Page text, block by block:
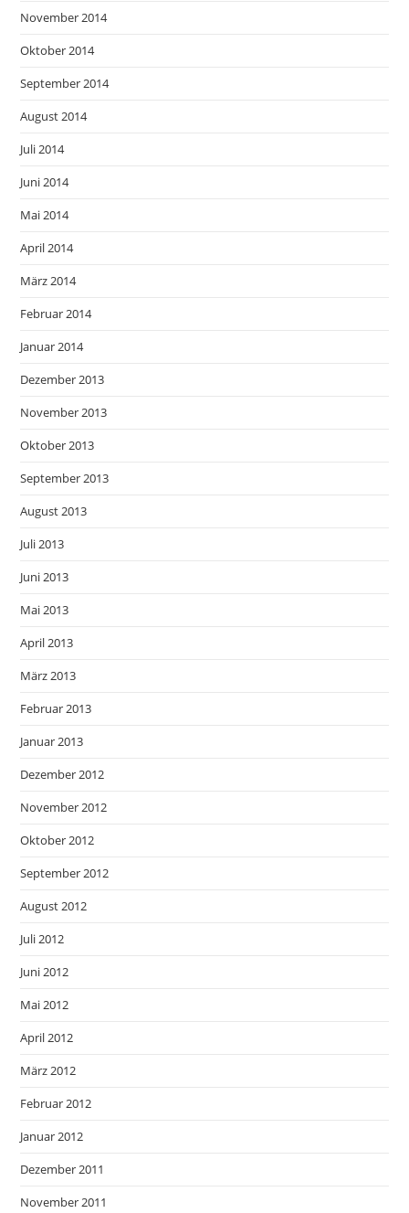
November 2014
Oktober 2014
September 2014
August 2014
Juli 2014
Juni 2014
Mai 2014
April 2014
März 2014
Februar 2014
Januar 2014
Dezember 2013
November 2013
Oktober 2013
September 2013
August 2013
Juli 2013
Juni 2013
Mai 2013
April 2013
März 2013
Februar 2013
Januar 2013
Dezember 2012
November 2012
Oktober 2012
September 2012
August 2012
Juli 2012
Juni 2012
Mai 2012
April 2012
März 2012
Februar 2012
Januar 2012
Dezember 2011
November 2011